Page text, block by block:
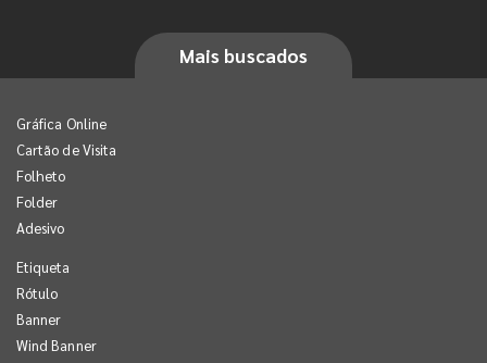
Mais buscados
Gráfica Online
Cartão de Visita
Folheto
Folder
Adesivo
Etiqueta
Rótulo
Banner
Wind Banner